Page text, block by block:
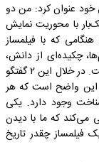
خود عنوان کرد: من دو
با محوریت نمایش
که با فیلمساز
چکیده‌ای از دانش،
سواد و درک و فهم او از سینما و همین‌طور، از جهان است. در خلال این ۲ گفتگو
این واضح است که هر
سینما را می‌شناسد. ۲ نوع شناخت وجود دارد. یکی
می‌کند که ما با دیدن
فیلمساز چقدر تاریخ